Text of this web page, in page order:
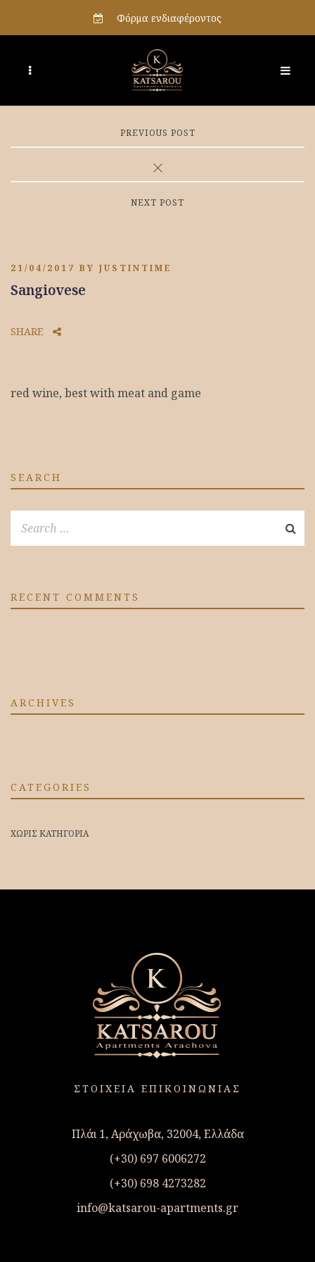
Φόρμα ενδιαφέροντος
PREVIOUS POST
NEXT POST
21/04/2017 BY JUSTINTIME
Sangiovese
SHARE
red wine, best with meat and game
SEARCH
RECENT COMMENTS
ARCHIVES
CATEGORIES
ΧΩΡΊΣ ΚΑΤΗΓΟΡΊΑ
ΣΤΟΙΧΕΙΑ ΕΠΙΚΟΙΝΩΝΙΑΣ
Πλάι 1, Αράχωβα, 32004, Ελλάδα
(+30) 697 6006272
(+30) 698 4273282
info@katsarou-apartments.gr